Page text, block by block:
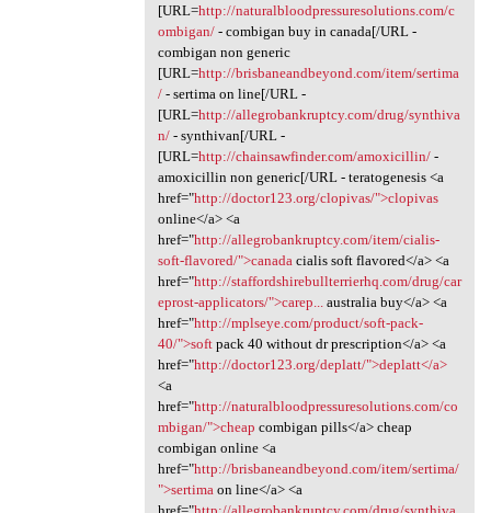
[URL=http://naturalbloodpressuresolutions.com/c
ombigan/- combigan buy in canada[/URL -
combigan non generic
[URL=http://brisbaneandbeyond.com/item/sertima
/- sertima on line[/URL -
[URL=http://allegrobankruptcy.com/drug/synthiva
n/- synthivan[/URL -
[URL=http://chainsawfinder.com/amoxicillin/-
amoxicillin non generic[/URL - teratogenesis <a
href="http://doctor123.org/clopivas/">clopivas
online</a> <a
href="http://allegrobankruptcy.com/item/cialis-
soft-flavored/">canadacialis soft flavored</a> <a
href="http://staffordshirebullterrierhq.com/drug/car
eprost-applicators/">carep...australia buy</a> <a
href="http://mplseye.com/product/soft-pack-
40/">softpack 40 without dr prescription</a> <a
href="http://doctor123.org/deplatt/">deplatt</a>
<a
href="http://naturalbloodpressuresolutions.com/co
mbigan/">cheap combigan pills</a> cheap
combigan online <a
href="http://brisbaneandbeyond.com/item/sertima/
">sertimaon line</a> <a